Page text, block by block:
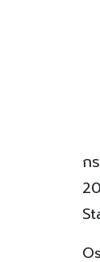
ก